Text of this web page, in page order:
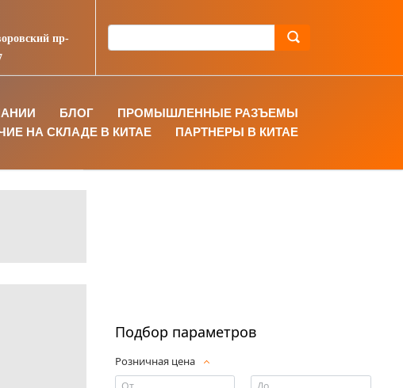
пр-
БЛОГ
ПРОМЫШЛЕННЫЕ РАЗЪЕМЫ
НА СКЛАДЕ В КИТАЕ
ПАРТНЕРЫ В КИТАЕ
Подбор параметров
Розничная цена